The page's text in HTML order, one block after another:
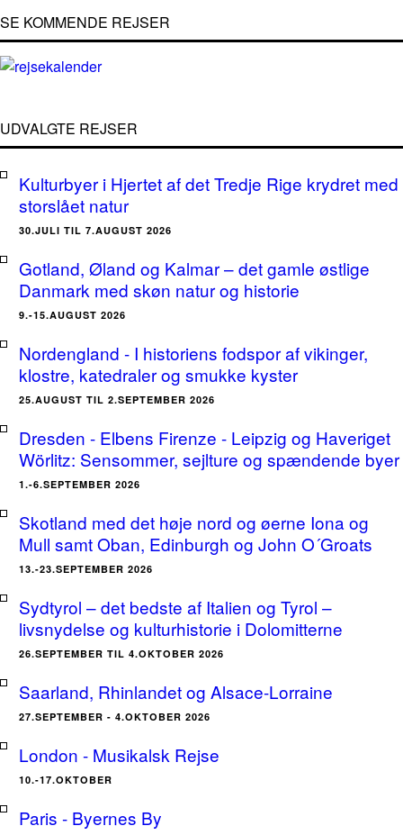
SE KOMMENDE REJSER
UDVALGTE REJSER
Kulturbyer i Hjertet af det Tredje Rige krydret med
storslået natur
30.JULI TIL 7.AUGUST 2026
Gotland, Øland og Kalmar – det gamle østlige
Danmark med skøn natur og historie
9.-15.AUGUST 2026
Nordengland - I historiens fodspor af vikinger,
klostre, katedraler og smukke kyster
25.AUGUST TIL 2.SEPTEMBER 2026
Dresden - Elbens Firenze - Leipzig og Haveriget
Wörlitz: Sensommer, sejlture og spændende byer
1.-6.SEPTEMBER 2026
Skotland med det høje nord og øerne Iona og
Mull samt Oban, Edinburgh og John O´Groats
13.-23.SEPTEMBER 2026
Sydtyrol – det bedste af Italien og Tyrol –
livsnydelse og kulturhistorie i Dolomitterne
26.SEPTEMBER TIL 4.OKTOBER 2026
Saarland, Rhinlandet og Alsace-Lorraine
27.SEPTEMBER - 4.OKTOBER 2026
London - Musikalsk Rejse
10.-17.OKTOBER
Paris - Byernes By